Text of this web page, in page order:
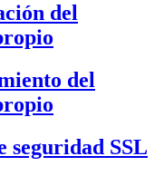
del
del
seguridad SSL